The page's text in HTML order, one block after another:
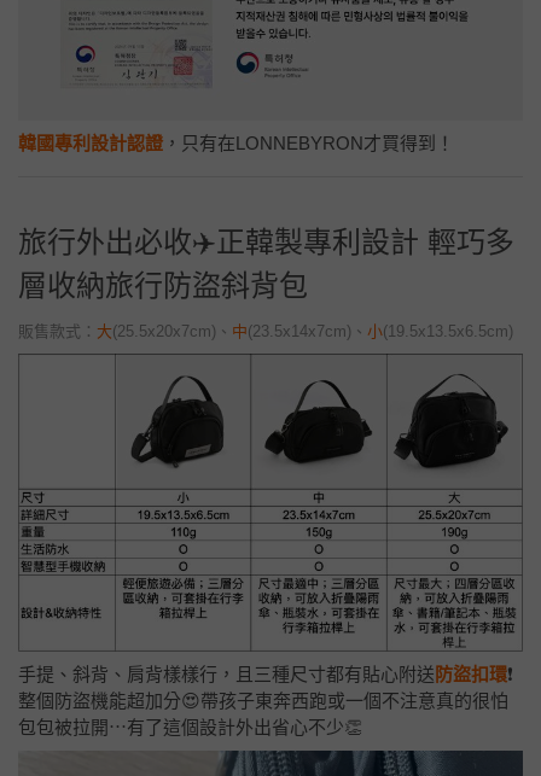
韓國專利設計認證 ，只有在LONNEBYRON才買得到！
旅行外出必收✈️正韓製專利設計 輕巧多
層收納旅行防盜斜背包
販售款式： 大(25.5x20x7cm) 、 中(23.5x14x7cm) 、 小(19.5x13.5x6.5cm)
手提、斜背、肩背樣樣行，且三種尺寸都有貼心附送 防盜扣環❗
整個防盜機能超加分😍帶孩子東奔西跑或一個不注意真的很怕
包包被拉開⋯有了這個設計外出省心不少👏